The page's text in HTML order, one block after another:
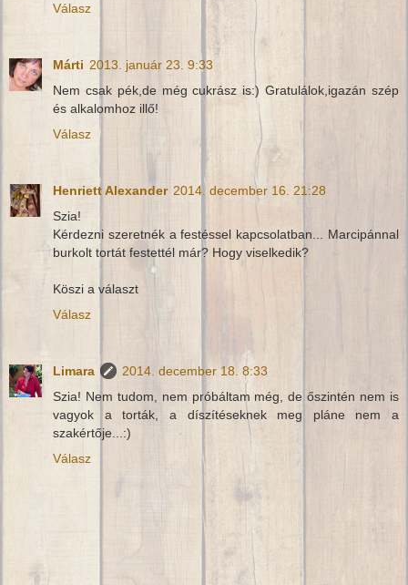
Válasz
Márti 2013. január 23. 9:33
Nem csak pék,de még cukrász is:) Gratulálok,igazán szép
és alkalomhoz illő!
Válasz
Henriett Alexander 2014. december 16. 21:28
Szia!
Kérdezni szeretnék a festéssel kapcsolatban... Marcipánnal
burkolt tortát festettél már? Hogy viselkedik?
Köszi a választ
Válasz
Limara
2014. december 18. 8:33
Szia! Nem tudom, nem próbáltam még, de őszintén nem is
vagyok a torták, a díszítéseknek meg pláne nem a
szakértője...:)
Válasz